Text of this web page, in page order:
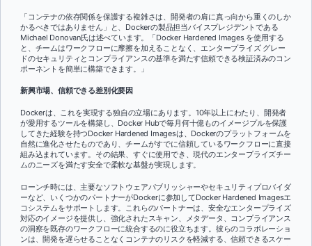
「コンテナの依存関係を保護する複雑さは、開発者の肩に真っ向から重くのしか
かるべきではありません」と、Dockerの製品担当バイスプレジデントである
Michael Donovan氏は述べています。「Docker Hardened Images を使用する
と、チームはワークフローに摩擦を加えることなく、エンタープライズ グレー
ドのセキュリティとコンプライアンスの基準を満たす信頼できる検証済みのコン
ポーネントを簡単に構築できます。」
新興市場、信頼できる差別化要因
Dockerは、これを実現する独自の立場にあります。10年以上にわたり、開発者
が愛用するツールを構築し、Docker Hubで毎月何十億ものイメージプルを保護
してきた経験を持つDocker Hardened Imagesは、Dockerのプラットフォームを
自然に進化させたものであり、チームがすでに信頼しているワークフローに直接
組み込まれています。その結果、すぐに使用でき、現代のエンタープライズチー
ムのニーズを満たす安全で柔軟な基盤が実現します。
ローンチ時には、主要なソフトウェアパブリッシャーやセキュリティプロバイダ
ーなど、いくつかのパートナーがDockerに参加してDocker Hardened Imagesエ
コシステムをサポートします。これらのパートナーは、安全なエンタープライズ
対応のイメージを提供し、強化されたスキャン、メタデータ、コンプライアンス
の洞察を既存のワークフローに統合するのに役立ちます。彼らのコラボレーショ
ンは、開発を遅らせることなくコンテナのリスクを軽減する、信頼できるスケー